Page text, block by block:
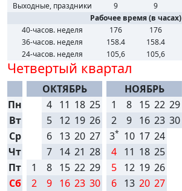
Выходные, праздники
9 9
Рабочее время (в часах)
40-часов. неделя
176 176
36-часов. неделя
158.4 158.4
24-часов. неделя
105,6 105,6
Четвертый квартал
ОКТЯБРЬ НОЯБРЬ
Пн
4 11 18 25 1 8 15 22 29
Вт
5 12 19 26 2 9 16 23 30
Ср
6 13 20 27 3* 10 17 24
Чт
7 14 21 28 4 11 18 25
Пт
1 8 15 22 29 5 12 19 26
Сб 2 9 16 23 30 6 13 20 27